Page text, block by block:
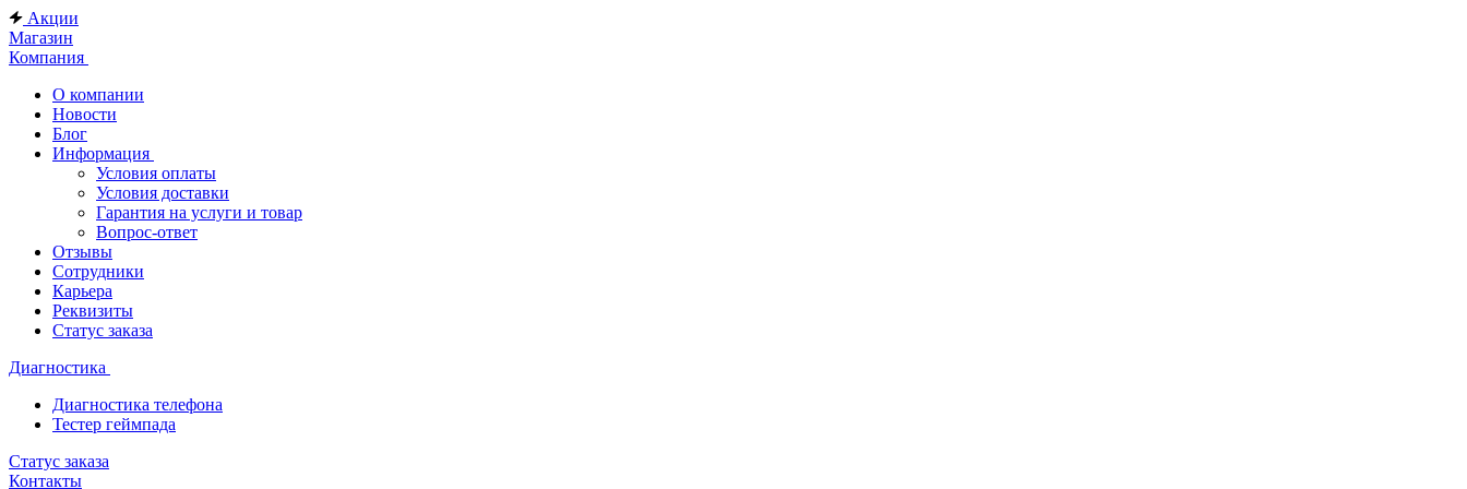
Акции
Магазин
Компания
О компании
Новости
Блог
Информация
Условия оплаты
Условия доставки
Гарантия на услуги и товар
Вопрос-ответ
Отзывы
Сотрудники
Карьера
Реквизиты
Статус заказа
Диагностика
Диагностика телефона
Тестер геймпада
Статус заказа
Контакты